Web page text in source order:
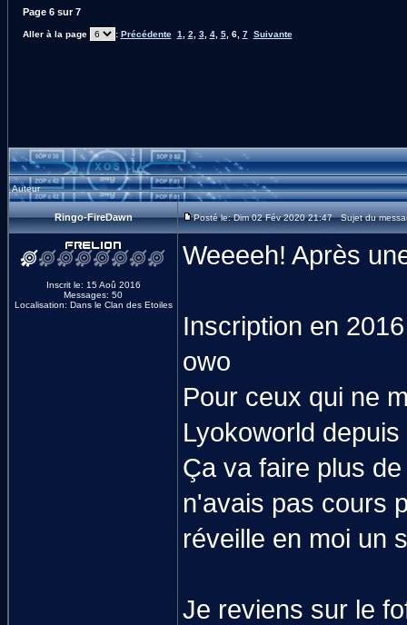
Page 6sur7
Aller à la page : Précédente 1 2 3, 4, 5, 6, 7 Suivante
Auteur
Ringo-FireDawn Posté le: Dim 02 Fév 2020 21:47 Sujet du
Inscrit le: 15 Aoû 2016
Messages: 50
Localisation: Dans le Clan des Etoiles
Weeeeh! Après
Inscription en
owo
Pour ceux qui ne
Lyokoworld
Ça va faire plus
n'avais pas cours
réveille en moi un
Je reviens sur le